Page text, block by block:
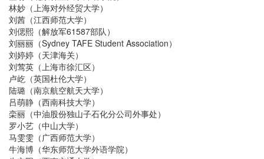
林妙（上海对外经贸大学）
刘茜（江西师范大学）
刘偲熙（解放军61587部队）
刘丽丽（Sydney TAFE Student Association）
刘婷婷（天津海关）
刘莺英（上海市徐汇区）
卢屹（英国杜伦大学）
陆璐（南京航空航天大学）
吕萌静（西南科技大学）
栾丽（中油股份独山子石化分公司外事处）
罗小艺（中山大学）
马雯雯（广西师范大学）
牛海博（华东师范大学外语学院）